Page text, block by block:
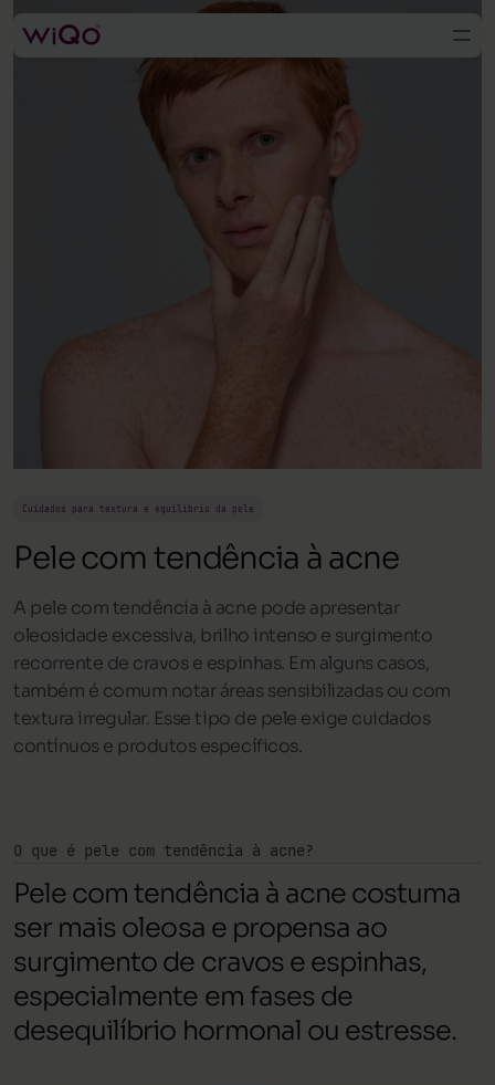
Cuidados para textura e equilíbrio da pele
Pele com tendência à acne
A pele com tendência à acne pode apresentar
oleosidade excessiva, brilho intenso e surgimento
recorrente de cravos e espinhas. Em alguns casos,
também é comum notar áreas sensibilizadas ou com
textura irregular. Esse tipo de pele exige cuidados
contínuos e produtos específicos.
O que é pele com tendência à acne?
Pele com tendência à acne costuma
ser mais oleosa e propensa ao
surgimento de cravos e espinhas,
especialmente em fases de
desequilíbrio hormonal ou estresse.